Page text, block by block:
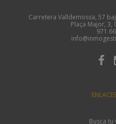
Carretera Valldemossa, 57
Plaça Major, 3,
971
Busca tu